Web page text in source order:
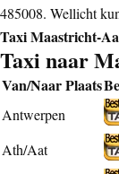
485008. Wellicht
Taxi Maastricht-
Taxi naar
Van/Naar Plaats
Antwerpen
Ath/Aat